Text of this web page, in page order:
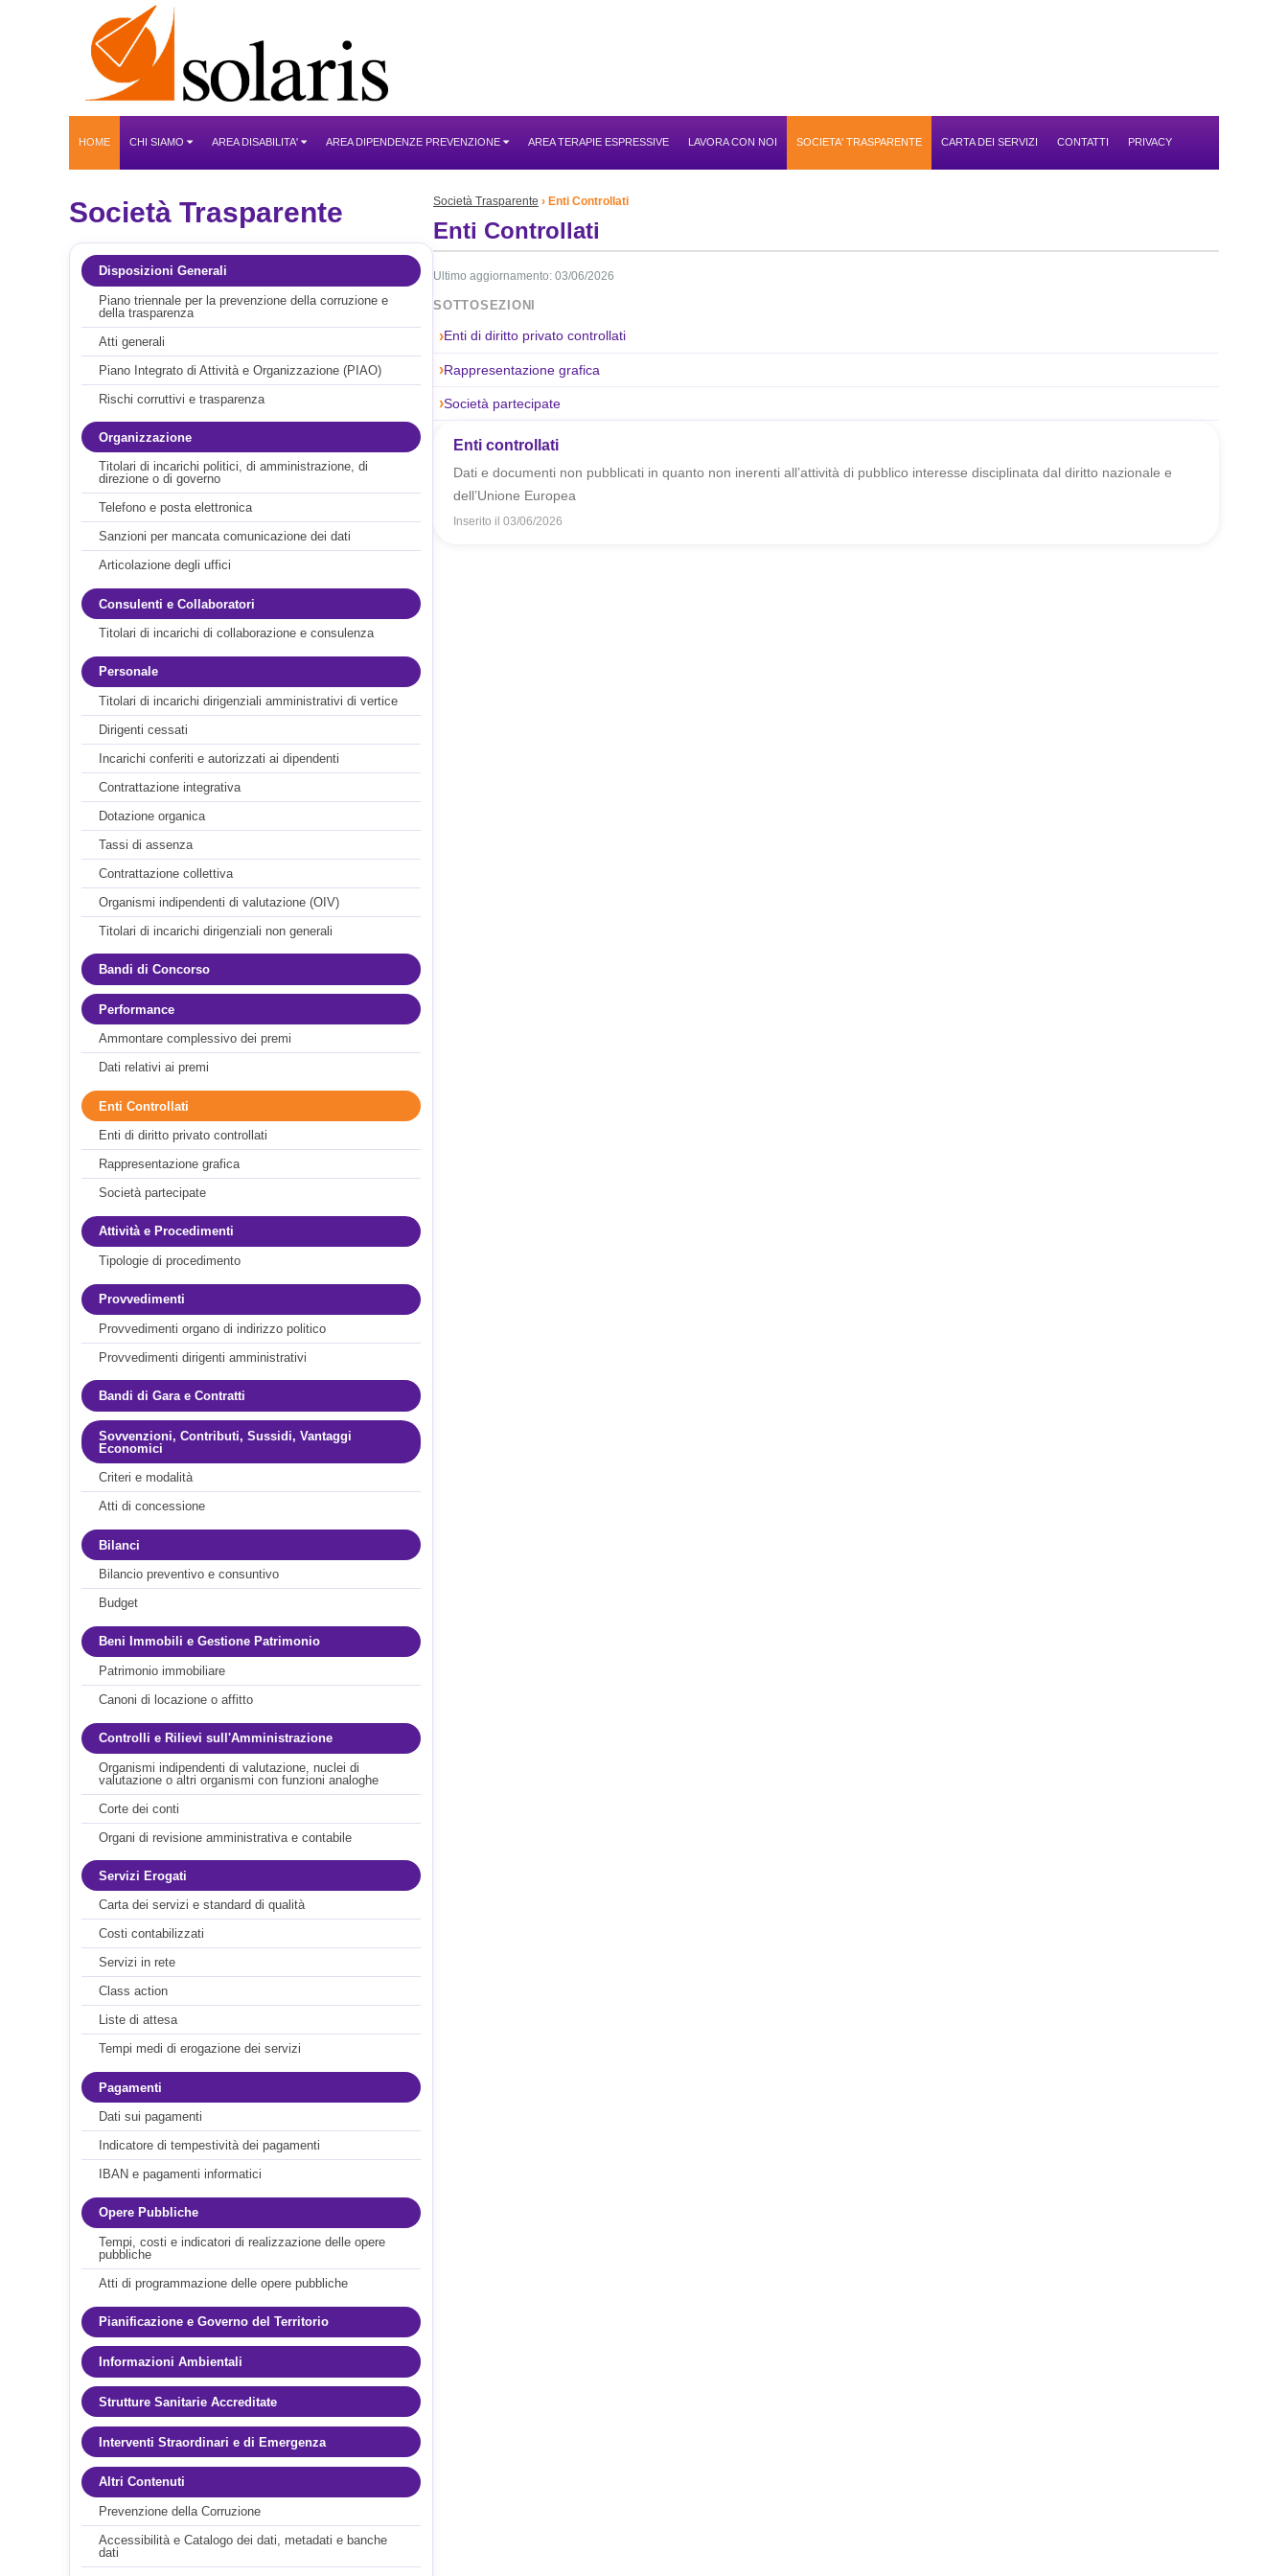
HOME CHI SIAMO AREA DISABILITA' AREA DIPENDENZE PREVENZIONE AREA TERAPIE ESPRESSIVE LAVORA CON NOI SOCIETA' TRASPARENTE CARTA DEI SERVIZI CONTATTI PRIVACY
Società Trasparente
Disposizioni Generali
Piano triennale per la prevenzione della corruzione e
della trasparenza
Atti generali
Piano Integrato di Attività e Organizzazione (PIAO)
Rischi corruttivi e trasparenza
Organizzazione
Titolari di incarichi politici, di amministrazione, di
direzione o di governo
Telefono e posta elettronica
Sanzioni per mancata comunicazione dei dati
Articolazione degli uffici
Consulenti e Collaboratori
Titolari di incarichi di collaborazione e consulenza
Personale
Titolari di incarichi dirigenziali amministrativi di vertice
Dirigenti cessati
Incarichi conferiti e autorizzati ai dipendenti
Contrattazione integrativa
Dotazione organica
Tassi di assenza
Contrattazione collettiva
Organismi indipendenti di valutazione (OIV)
Titolari di incarichi dirigenziali non generali
Bandi di Concorso
Performance
Ammontare complessivo dei premi
Dati relativi ai premi
Enti Controllati
Enti di diritto privato controllati
Rappresentazione grafica
Società partecipate
Attività e Procedimenti
Tipologie di procedimento
Provvedimenti
Provvedimenti organo di indirizzo politico
Provvedimenti dirigenti amministrativi
Bandi di Gara e Contratti
Sovvenzioni, Contributi, Sussidi, Vantaggi
Economici
Criteri e modalità
Atti di concessione
Bilanci
Bilancio preventivo e consuntivo
Budget
Beni Immobili e Gestione Patrimonio
Patrimonio immobiliare
Canoni di locazione o affitto
Controlli e Rilievi sull'Amministrazione
Organismi indipendenti di valutazione, nuclei di
valutazione o altri organismi con funzioni analoghe
Corte dei conti
Organi di revisione amministrativa e contabile
Servizi Erogati
Carta dei servizi e standard di qualità
Costi contabilizzati
Servizi in rete
Class action
Liste di attesa
Tempi medi di erogazione dei servizi
Pagamenti
Dati sui pagamenti
Indicatore di tempestività dei pagamenti
IBAN e pagamenti informatici
Opere Pubbliche
Tempi, costi e indicatori di realizzazione delle opere
pubbliche
Atti di programmazione delle opere pubbliche
Pianificazione e Governo del Territorio
Informazioni Ambientali
Strutture Sanitarie Accreditate
Interventi Straordinari e di Emergenza
Altri Contenuti
Prevenzione della Corruzione
Accessibilità e Catalogo dei dati, metadati e banche
dati
Società Trasparente Enti Controllati
Enti Controllati
Ultimo aggiornamento: 03/06/2026
SOTTOSEZIONI
Enti di diritto privato controllati
Rappresentazione grafica
Società partecipate
Enti controllati
Dati e documenti non pubblicati in quanto non inerenti all’attività di pubblico interesse disciplinata dal diritto nazionale e
dell’Unione Europea
Inserito il 03/06/2026